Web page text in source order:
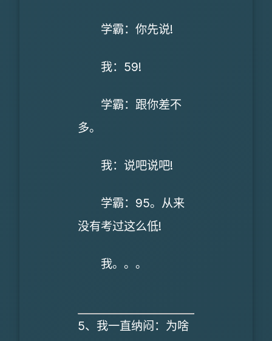
学霸：你先说!
我：59!
学霸：跟你差不
多。
我：说吧说吧!
学霸：95。从来
没有考过这么低!
我。。。
5、我一直纳闷：为啥